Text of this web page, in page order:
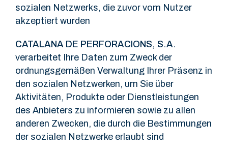
sozialen Netzwerks, die zuvor vom Nutzer
akzeptiert wurden
CATALANA DE PERFORACIONS, S.A.
verarbeitet Ihre Daten zum Zweck der
ordnungsgemäßen Verwaltung Ihrer Präsenz in
den sozialen Netzwerken, um Sie über
Aktivitäten, Produkte oder Dienstleistungen
des Anbieters zu informieren sowie zu allen
anderen Zwecken, die durch die Bestimmungen
der sozialen Netzwerke erlaubt sind